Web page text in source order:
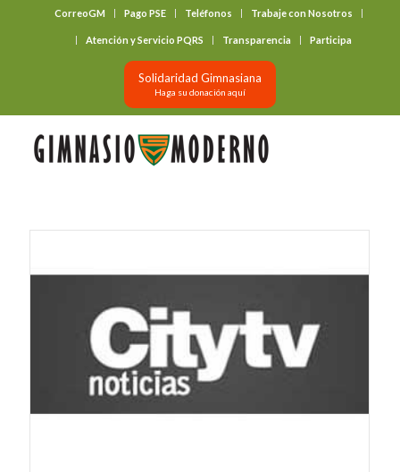
CorreoGM Pago PSE Teléfonos Trabaje con Nosotros
Atención y Servicio PQRS Transparencia Participa
Solidaridad Gimnasiana
Haga su donación aquí